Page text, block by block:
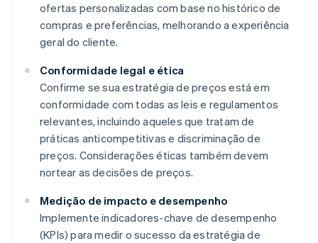
ofertas personalizadas com base no histórico de
compras e preferências, melhorando a experiência
geral do cliente.
Conformidade legal e ética
Confirme se sua estratégia de preços está em
conformidade com todas as leis e regulamentos
relevantes, incluindo aqueles que tratam de
práticas anticompetitivas e discriminação de
preços. Considerações éticas também devem
nortear as decisões de preços.
Medição de impacto e desempenho
Implemente indicadores-chave de desempenho
(KPIs) para medir o sucesso da estratégia de